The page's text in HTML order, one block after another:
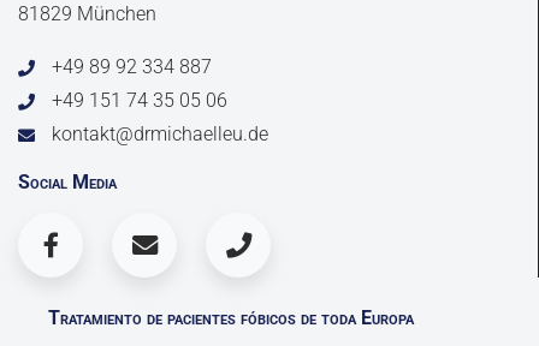
81829 München
+49 89 92 334 887
+49 151 74 35 05 06
kontakt@drmichaelleu.de
Social Media
Tratamiento de pacientes fóbicos de toda Europa